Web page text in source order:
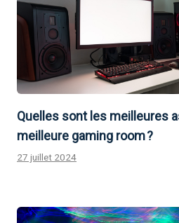
Quelles sont les meilleures
meilleure gaming room ?
27 juillet 2024